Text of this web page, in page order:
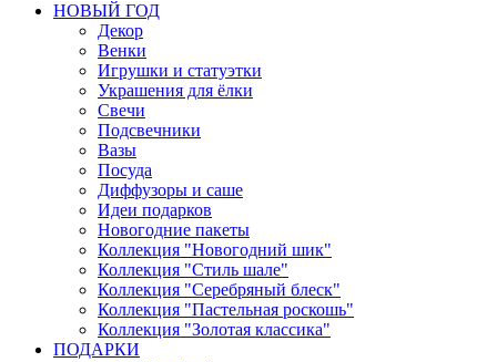
НОВЫЙ ГОД
Декор
Венки
Игрушки и статуэтки
Украшения для ёлки
Свечи
Подсвечники
Вазы
Посуда
Диффузоры и саше
Идеи подарков
Новогодние пакеты
Коллекция "Новогодний шик"
Коллекция "Стиль шале"
Коллекция "Серебряный блеск"
Коллекция "Пастельная роскошь"
Коллекция "Золотая классика"
ПОДАРКИ